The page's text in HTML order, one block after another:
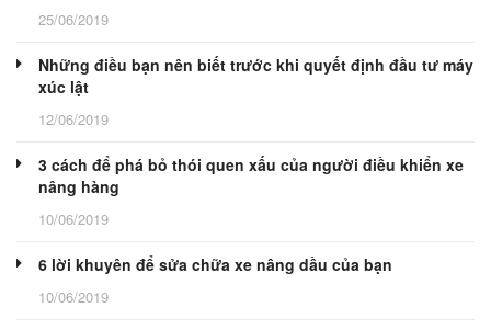
25/06/2019
Những điều bạn nên biết trước khi quyết định đầu tư máy
xúc lật
12/06/2019
3 cách để phá bỏ thói quen xấu của người điều khiển xe
nâng hàng
10/06/2019
6 lời khuyên để sửa chữa xe nâng dầu của bạn
10/06/2019